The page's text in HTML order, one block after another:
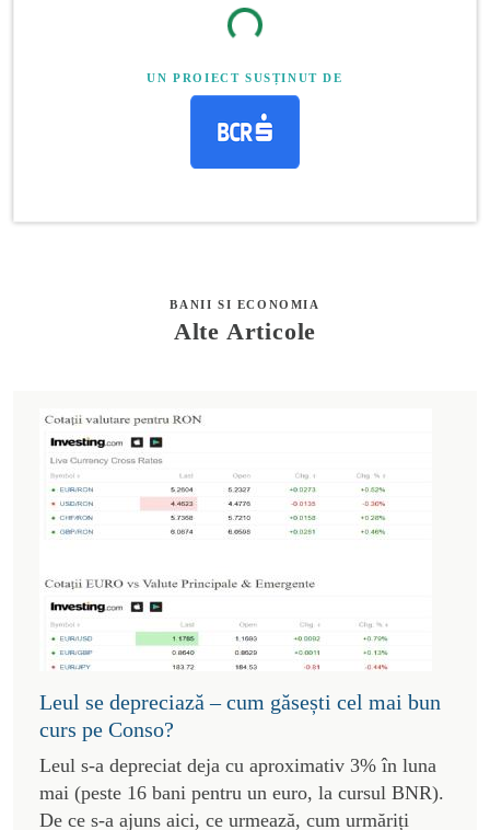
UN PROIECT SUSȚINUT DE
BANII SI ECONOMIA
Alte Articole
Leul se depreciază – cum găsești cel mai bun
curs pe Conso?
Leul s-a depreciat deja cu aproximativ 3% în luna
mai (peste 16 bani pentru un euro, la cursul BNR).
De ce s-a ajuns aici, ce urmează, cum urmăriți